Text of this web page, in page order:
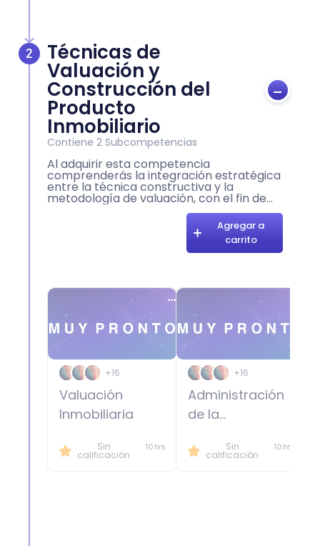
2 Técnicas de
Valuación y
Construcción del
Producto
Inmobiliario
-
Contiene 2 Subcompetencias
Al adquirir esta competencia
comprenderás la integración estratégica
entre la técnica constructiva y la
metodología de valuación, con el fin de
optimizar el desarrollo de productos
inmobiliarios desde su concepción hasta su
Agregar a
carrito
+16
Valuación
Inmobiliaria
Sin
calificación
10 hrs
+16
Administración
de la
Sin
calificación
10 hrs